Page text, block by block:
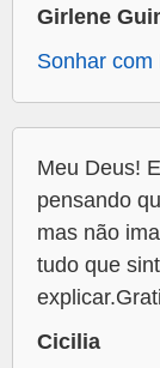
Girlene
Sonhar
Meu Deus!
pensando
mas não
tudo que
Cicilia